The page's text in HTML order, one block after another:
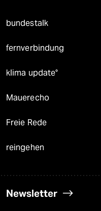
bundestalk
fernverbindung
klima update°
Mauerecho
Freie Rede
reingehen
Newsletter